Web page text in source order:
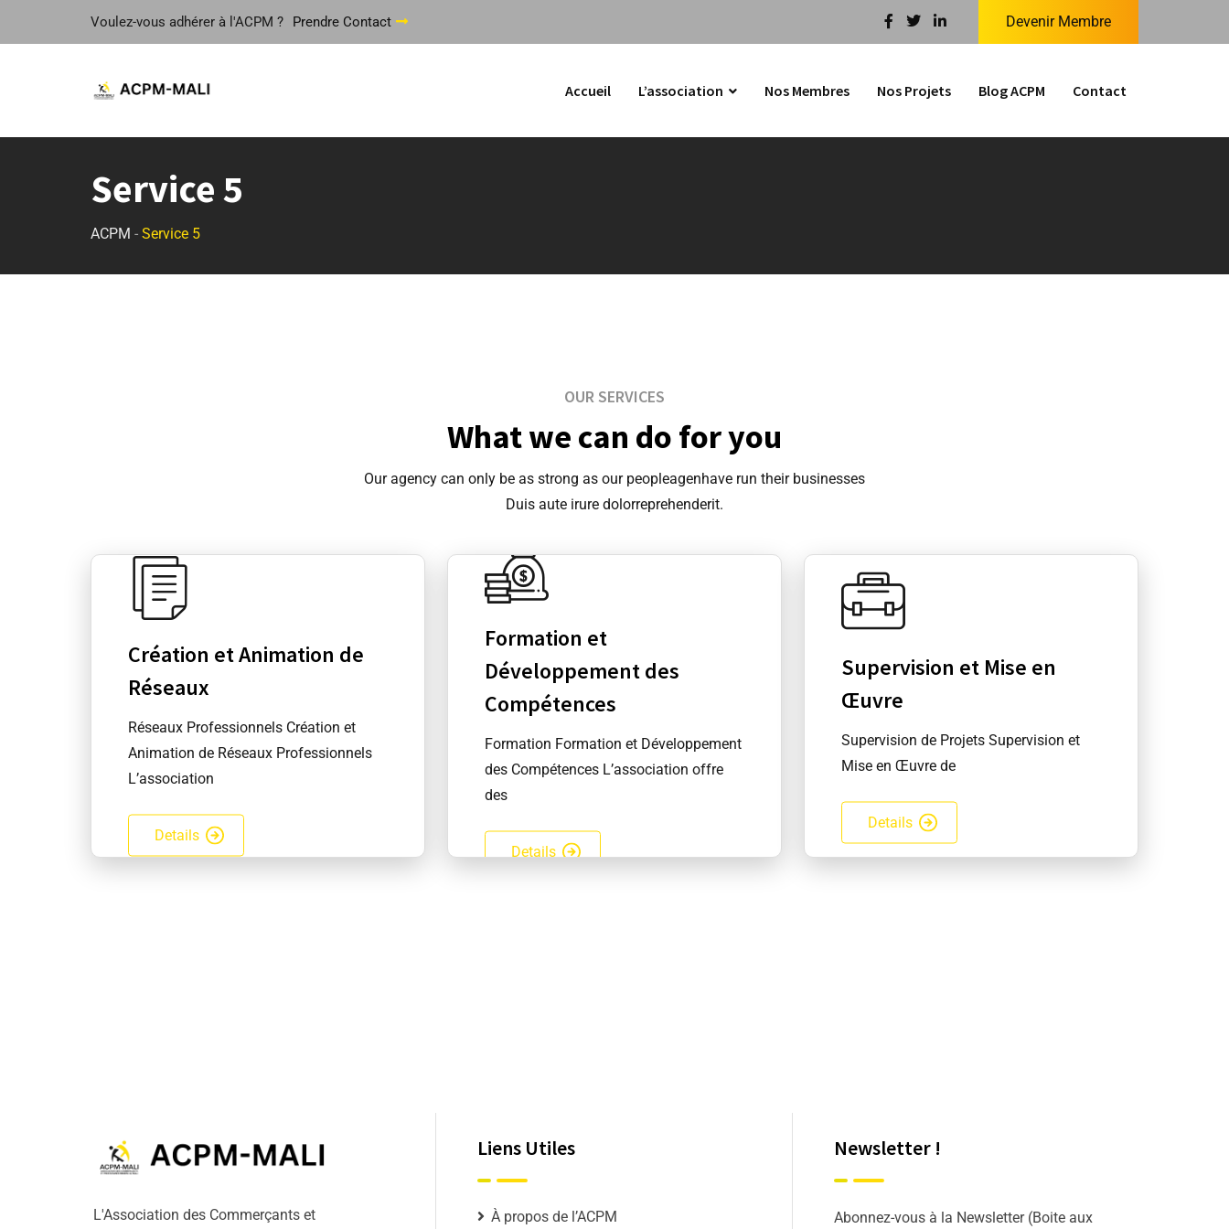
Voulez-vous adhérer à l'ACPM ? Prendre Contact Devenir Membre
Accueil L’association Nos Membres Nos Projets Blog ACPM Contact
Service 5
ACPM - Service 5
OUR SERVICES
What we can do for you
Our agency can only be as strong as our peopleagenhave run their businesses
Duis aute irure dolorreprehenderit.
Création et Animation de
Réseaux
Réseaux Professionnels Création et
Animation de Réseaux Professionnels
L’association
Details
Formation et
Développement des
Compétences
Formation Formation et Développement
des Compétences L’association offre
des
Details
Supervision et Mise en
Œuvre
Supervision de Projets Supervision et
Mise en Œuvre de
Details
L'Association des Commerçants et
Liens Utiles
À propos de l’ACPM
Newsletter !
Abonnez-vous à la Newsletter (Boite aux